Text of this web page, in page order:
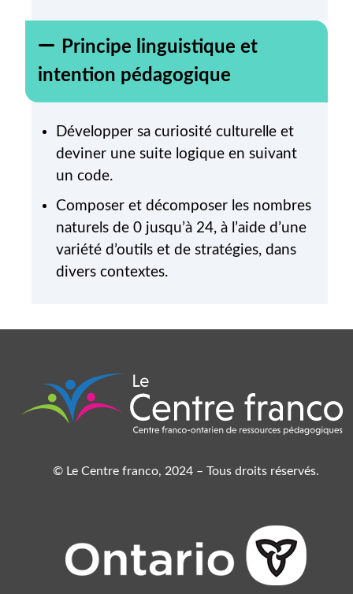
Principe linguistique et
intention pédagogique
Développer sa curiosité culturelle et
deviner une suite logique en suivant
un code.
Composer et décomposer les nombres
naturels de 0 jusqu’à 24, à l’aide d’une
variété d’outils et de stratégies, dans
divers contextes.
© Le Centre franco, 2024 – Tous droits réservés.